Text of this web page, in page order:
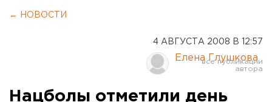
← НОВОСТИ
4 АВГУСТА 2008 В 12:57
Елена Глушкова
Нацболы отметили день